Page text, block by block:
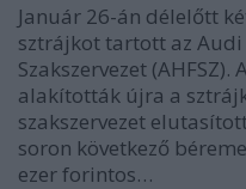
Január 26-án délelőtt
sztrájkot tartott az
Szakszervezet
alakították újra a
szakszervezet
soron következő
ezer forintos…